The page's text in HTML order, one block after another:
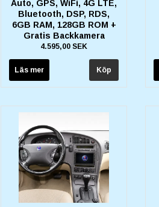
Auto, GPS, WiFi, 4G LTE,
Bluetooth, DSP, RDS,
6GB RAM, 128GB ROM +
Gratis Backkamera
4.595,00 SEK
Läs mer